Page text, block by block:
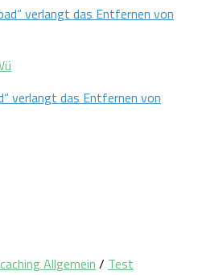
verlangt das Entfernen von
Allgemein / Test